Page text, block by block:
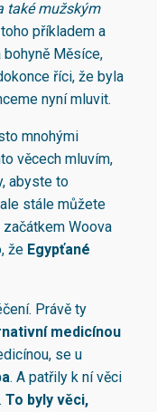
také mužským
příkladem a
bohyně Měsíce,
říci, že byla
nyní mluvit.
mnohými
věcech mluvím,
abyste to
stále můžete
Woova
že Egypťané
Právě ty
medicínou
se u
. A patřily k ní věci
To byly věci,